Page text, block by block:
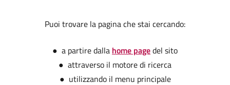
Puoi trovare la pagina che stai cercando:
● a partire dalla home pagedel sito
● attraverso il motore di ricerca
● utilizzando il menu principale